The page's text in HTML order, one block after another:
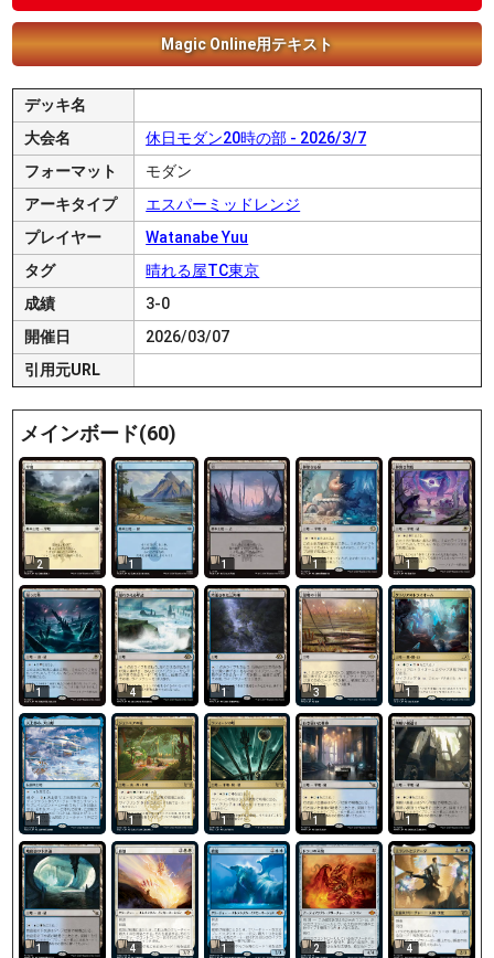
Magic Online用テキスト
デッキ名
大会名
休日モダン20時の部 - 2026/3/7
フォーマット
モダン
アーキタイプ
エスパーミッドレンジ
プレイヤー
Watanabe Yuu
タグ
晴れる屋TC東京
成績
3-0
開催日
2026/03/07
引用元URL
メインボード(60)
2 1 1 1 1
1 4 1 3 1
1 1 1 1 1
1 4 1 2 4